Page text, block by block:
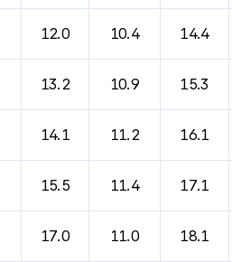
12.0 10.4 14.4
13.2 10.9 15.3
14.1 11.2 16.1
15.5 11.4 17.1
17.0 11.0 18.1